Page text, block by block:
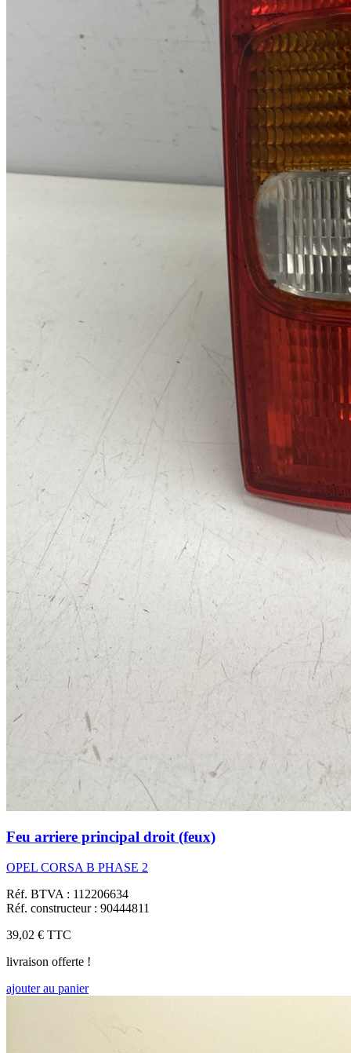
Feu arriere principal droit (feux)
OPEL CORSA B PHASE 2
Réf. BTVA : 112206634
Réf. constructeur : 90444811
39,02 € TTC
livraison offerte !
ajouter au panier